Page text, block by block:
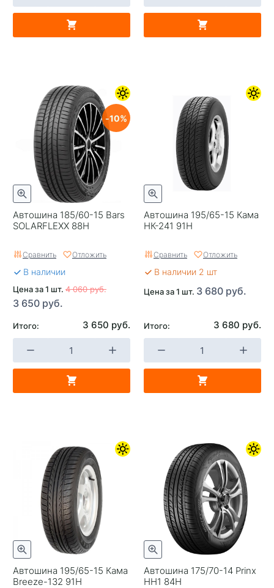
Автошина 185/60-15 Bars
SOLARFLEXX 88H
10
Сравнить Отложить
В наличии
Цена за 1 шт. 4 060 руб.
3 650 руб.
Итого: 3 650 руб.
Автошина 195/65-15 Кама
НК-241 91Н
Сравнить Отложить
В наличии 2 шт
Цена за 1 шт. 3 680 руб.
Итого: 3 680 руб.
Автошина 195/65-15 Кама
Breeze-132 91H
Автошина 175/70-14 Prinx
HH1 84H